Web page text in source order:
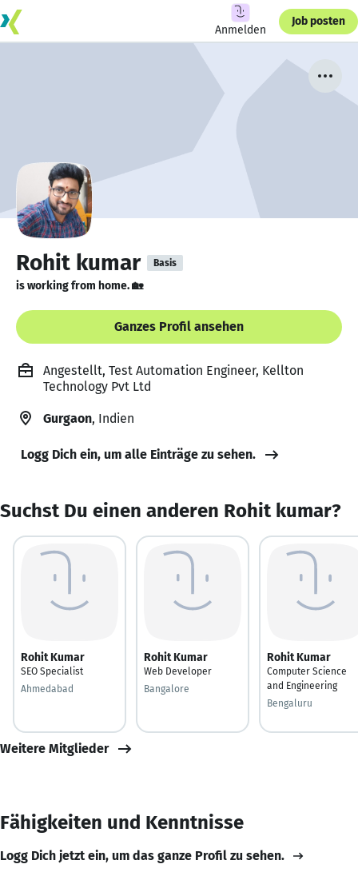
Anmelden
Job posten
Rohit kumar Basis
is working from home. 🏡
Ganzes Profil ansehen
Angestellt, Test Automation Engineer, Kellton
Technology Pvt Ltd
Gurgaon, Indien
Logg Dich ein, um alle Einträge zu sehen.
Suchst Du einen anderen Rohit kumar?
Rohit Kumar
SEO Specialist
Ahmedabad
Rohit Kumar
Web Developer
Bangalore
Rohit Kumar
Computer Science
and Engineering
Bengaluru
Weitere Mitglieder
Fähigkeiten und Kenntnisse
Logg Dich jetzt ein, um das ganze Profil zu sehen.